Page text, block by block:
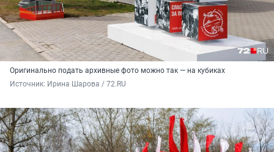
Оригинально подать архивные фото можно так — на кубиках
Источник: Ирина Шарова / 72.RU